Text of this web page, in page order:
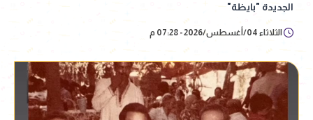
الجديدة "بايظة"
الثلاثاء 04/أغسطس/2026 - 07:28 م